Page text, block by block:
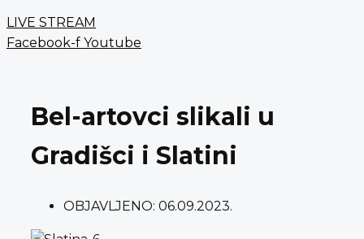
LIVE STREAM
Facebook-f Youtube
Bel-artovci slikali u
Gradišci i Slatini
OBJAVLJENO: 06.09.2023.